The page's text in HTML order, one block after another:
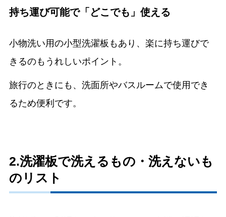
持ち運び可能で「どこでも」使える
小物洗い用の小型洗濯板もあり、楽に持ち運びで
きるのもうれしいポイント。
旅行のときにも、洗面所やバスルームで使用でき
るため便利です。
2.洗濯板で洗えるもの・洗えないも
のリスト